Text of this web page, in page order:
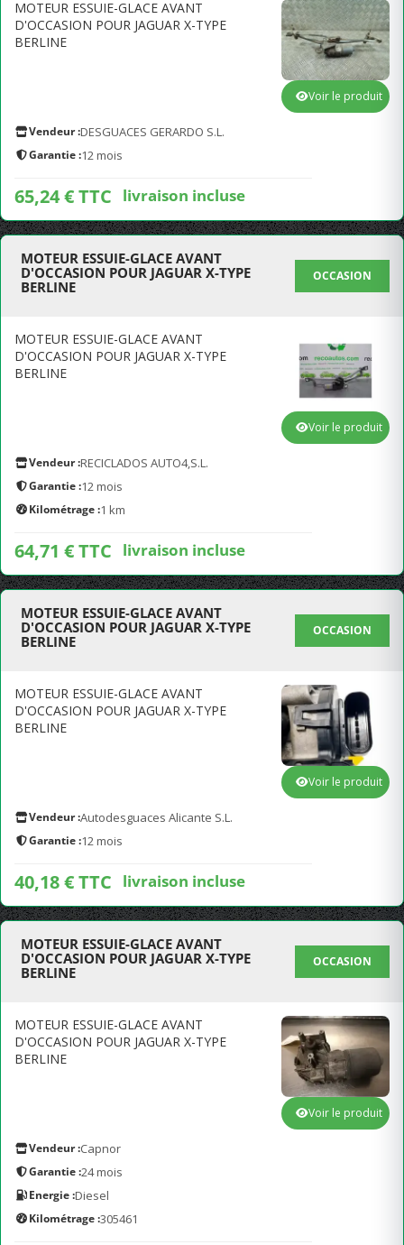
MOTEUR ESSUIE-GLACE AVANT
D'OCCASION POUR JAGUAR X-TYPE
BERLINE
Vendeur :DESGUACES GERARDO S.L.
Garantie :12 mois
65,24 € TTC livraison incluse
Voir le produit
MOTEUR ESSUIE-GLACE AVANT
D'OCCASION POUR JAGUAR X-TYPE
BERLINE
OCCASION
MOTEUR ESSUIE-GLACE AVANT
D'OCCASION POUR JAGUAR X-TYPE
BERLINE
Vendeur :RECICLADOS AUTO4,S.L.
Garantie :12 mois
Kilométrage :1 km
64,71 € TTC livraison incluse
Voir le produit
MOTEUR ESSUIE-GLACE AVANT
D'OCCASION POUR JAGUAR X-TYPE
BERLINE
OCCASION
MOTEUR ESSUIE-GLACE AVANT
D'OCCASION POUR JAGUAR X-TYPE
BERLINE
Vendeur :Autodesguaces Alicante S.L.
Garantie :12 mois
40,18 € TTC livraison incluse
Voir le produit
MOTEUR ESSUIE-GLACE AVANT
D'OCCASION POUR JAGUAR X-TYPE
BERLINE
OCCASION
MOTEUR ESSUIE-GLACE AVANT
D'OCCASION POUR JAGUAR X-TYPE
BERLINE
Vendeur :Capnor
Garantie :24 mois
Energie :Diesel
Kilométrage :305461
Voir le produit